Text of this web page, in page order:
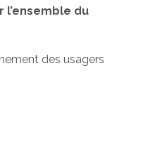
du
des usagers